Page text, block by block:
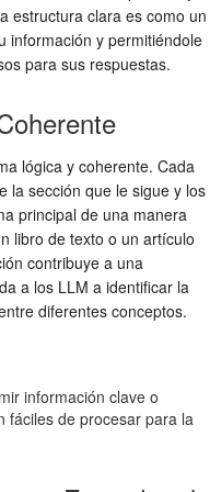
estructura clara es como un
información y permitiéndole
para sus respuestas.
lógica y coherente. Cada
la sección que le sigue y los
principal de una manera
libro de texto o un artículo
contribuye a una
a los LLM a identificar la
diferentes conceptos.
información clave o
fáciles de procesar para la